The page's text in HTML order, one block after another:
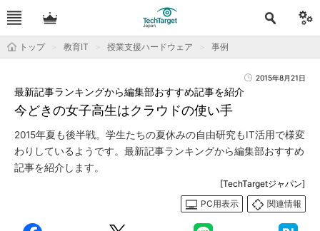
トップ 教育IT 授業支援ハードウェア 事例
2015年8月21日
今どきの女子高生はクラウドの使い手
最新記事ランキングから編集部おすすめ記事を紹介
2015年夏も後半戦。学生たちの夏休みの自由研究もIT活用で様変
わりしているようです。最新記事ランキングから編集部おすすめ
記事を紹介します。
[TechTargetジャパン]
PC用表示
関連情報